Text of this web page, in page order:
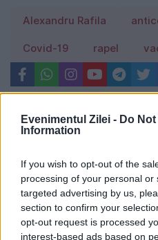
Evenimentul Zilei - Do
Information
If you wish to opt-out of the
processing of your personal
targeted advertising by us,
section to confirm your
opt-out request is processed
interest-based ads based on
Alexandru Rafila
Covid-19 rapel